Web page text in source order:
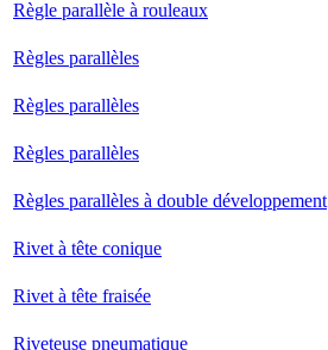
Règle parallèle à rouleaux
Règles parallèles
Règles parallèles
Règles parallèles
Règles parallèles à double développement
Rivet à tête conique
Rivet à tête fraisée
Riveteuse pneumatique